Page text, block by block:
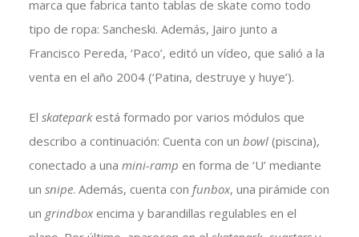
marca que fabrica tanto tablas de skate como todo
tipo de ropa: Sancheski. Además, Jairo junto a
Francisco Pereda, ‘Paco’, editó un vídeo, que salió a la
venta en el año 2004 (‘Patina, destruye y huye’).
El skateparkestá formado por varios módulos que
describo a continuación: Cuenta con un bowl(piscina),
conectado a una mini-ramp en forma de ‘U’ mediante
un snipe. Además, cuenta con funbox, una pirámide con
un grindboxencima y barandillas regulables en el